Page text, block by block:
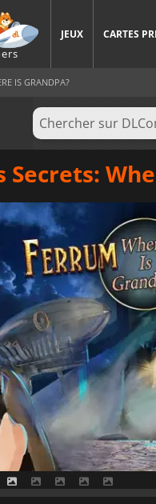
JEUX CARTES
IS GRANDPA?
Secrets: